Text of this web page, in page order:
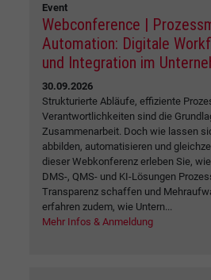
Event
Webconference |
Automation: Digitale
und Integration im
30.09.2026
Strukturierte Abläufe, effiziente
Verantwortlichkeiten sind die
Zusammenarbeit. Doch wie lassen
abbilden, automatisieren und
dieser Webkonferenz erleben Sie,
DMS-, QMS- und KI-Lösungen
Transparenz schaffen und
erfahren zudem, wie Untern...
Mehr Infos & Anmeldung